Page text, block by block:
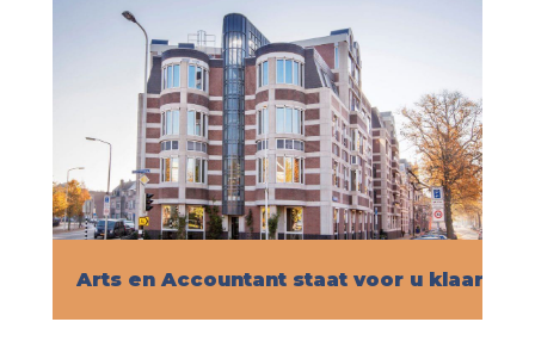
Arts en Accountant staat voor u klaar!